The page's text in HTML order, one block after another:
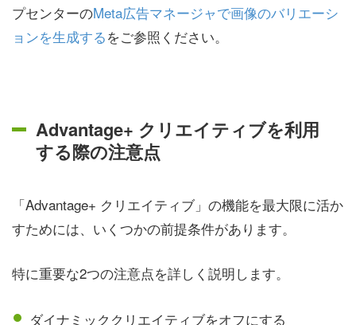
プセンターのMeta広告マネージャで画像のバリエーシ
ョンを生成するをご参照ください。
Advantage+ クリエイティブを利用
する際の注意点
「Advantage+ クリエイティブ」の機能を最大限に活か
すためには、いくつかの前提条件があります。
特に重要な2つの注意点を詳しく説明します。
ダイナミッククリエイティブをオフにする